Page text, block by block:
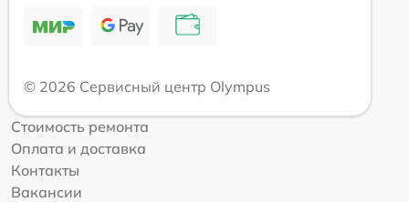
© 2026 Сервисный центр Olympus
Стоимость ремонта
Оплата и доставка
Контакты
Вакансии